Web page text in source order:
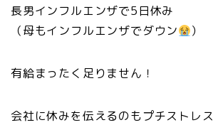
長男インフルエンザで5日休み
（母もインフルエンザでダウン
）
有給まったく足りません！
会社に休みを伝えるのもプチストレス